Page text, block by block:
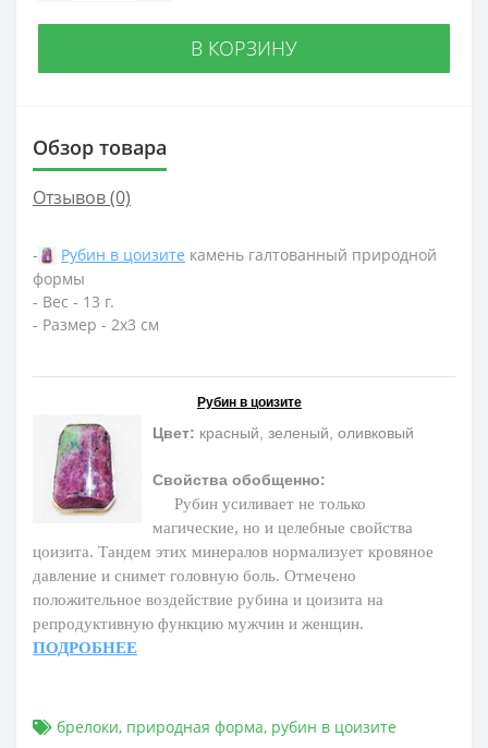
В КОРЗИНУ
Обзор товара
Отзывов (0)
- Рубин в цоизите камень галтованный природной
формы
- Вес - 13 г.
- Размер - 2х3 см
Рубин в цоизите
Цвет: красный, зеленый, оливковый
Свойства обобщенно:
Рубин усиливает не только
магические, но и целебные свойства
цоизита. Тандем этих минералов нормализует кровяное
давление и снимет головную боль. Отмечено
положительное воздействие рубина и цоизита на
репродуктивную функцию мужчин и женщин.
ПОДРОБНЕЕ
брелоки, природная форма, рубин в цоизите